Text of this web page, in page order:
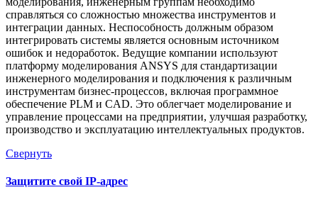
справляться со сложностью множества инструментов и
интеграции данных. Неспособность должным образом
интегрировать системы является основным источником
ошибок и недоработок. Ведущие компании используют
платформу моделирования ANSYS для стандартизации
инженерного моделирования и подключения к различным
инструментам бизнес-процессов, включая программное
обеспечение PLM и CAD. Это облегчает моделирование и
управление процессами на предприятии, улучшая разработку,
производство и эксплуатацию интеллектуальных продуктов.
Свернуть
Защитите свой IP-адрес